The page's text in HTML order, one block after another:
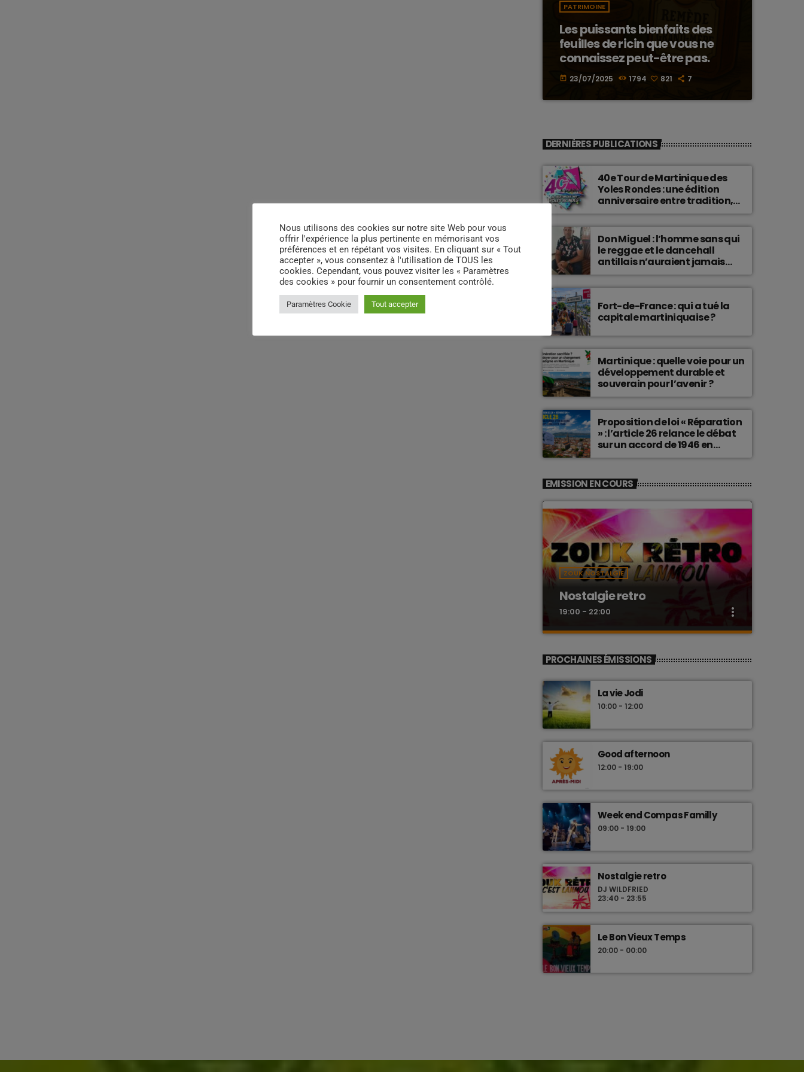
PATRIMOINE
Les puissants bienfaits des
feuilles de ricin que vous ne
connaissez peut-être pas.
today 23/07/2025 1794 821 7
DERNIÈRES PUBLICATIONS
40e Tour de Martinique des
Yoles Rondes : une édition
anniversaire entre tradition,
passion et fierté
martiniquaise.
Don Miguel : l’homme sans qui
le reggae et le dancehall
antillais n’auraient jamais
connu une telle histoire.
Fort-de-France : qui a tué la
capitale martiniquaise ?
Martinique : quelle voie pour un
développement durable et
souverain pour l’avenir ?
Proposition de loi « Réparation
» : l’article 26 relance le débat
sur un accord de 1946 en
Martinique
EMISSION EN COURS
ZOUK NOSTALGIE
Nostalgie retro
19:00 - 22:00 more_vert
Nostalgie retro
Les plus beaux Zouk des années 80
PROCHAINES ÉMISSIONS
La vie Jodi
10:00 - 12:00
Good afternoon
12:00 - 19:00
Week end Compas Familly
09:00 - 19:00
Nostalgie retro
DJ WILDFRIED
23:40 - 23:55
Le Bon Vieux Temps
20:00 - 00:00
Nous utilisons des cookies sur notre site Web pour vous
offrir l'expérience la plus pertinente en mémorisant vos
préférences et en répétant vos visites. En cliquant sur « Tout
accepter », vous consentez à l'utilisation de TOUS les
cookies. Cependant, vous pouvez visiter les « Paramètres
des cookies » pour fournir un consentement contrôlé.
Paramètres Cookie Tout accepter